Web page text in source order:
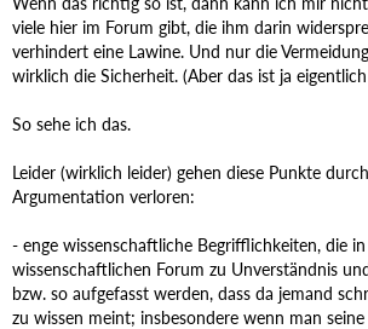
viele hier im Forum gibt, die ihm darin
verhindert eine Lawine. Und nur die
wirklich die Sicherheit. (Aber das ist ja
So sehe ich das.
Leider (wirklich leider) gehen diese Punkte
Argumentation verloren:
- enge wissenschaftliche Begrifflichkeiten, die
wissenschaftlichen Forum zu Unverständnis
bzw. so aufgefasst werden, dass da jemand
zu wissen meint; insbesondere wenn man